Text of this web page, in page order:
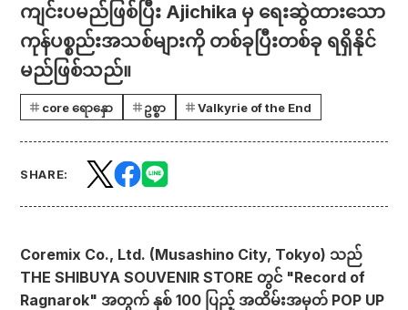
ကျင်းပမည်ဖြစ်ပြီး Ajichika မှ ရေးဆွဲထားသော
ကုန်ပစ္စည်းအသစ်များကို တစ်ခုပြီးတစ်ခု ရရှိနိုင်
မည်ဖြစ်သည်။
core ရောနှော ဥစ္စာ Valkyrie of the End
SHARE:
Coremix Co., Ltd. (Musashino City, Tokyo) သည်
THE SHIBUYA SOUVENIR STORE တွင် "Record of
Ragnarok" အတွက် နှစ် 100 ပြည့် အထိမ်းအမှတ် POP UP